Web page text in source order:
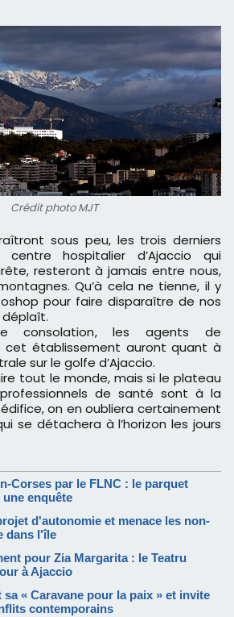
Crédit photo MJT
hospitalier d’Ajaccio qui
resteront à jamais entre nous,
Qu’à cela ne tienne, il y
pour faire disparaître de nos
déplaît.
consolation, les agents de
cet établissement auront quant à
sur le golfe d’Ajaccio.
tout le monde, mais si le plateau
de santé sont à la
on en oubliera certainement
se détachera à l’horizon les jours
Corses par le FLNC : le parquet
enquête
d'autonomie et menace les non-
dans l'île
pour Zia Margarita : le Teatru
à Ajaccio
sa « Caravane pour la paix » et invite
contemporains